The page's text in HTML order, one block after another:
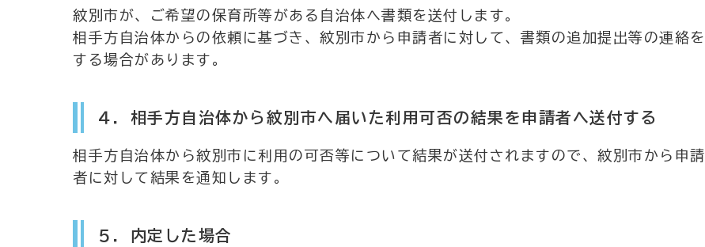
紋別市が、ご希望の保育所等がある自治体へ書類を送付します。
相手方自治体からの依頼に基づき、紋別市から申請者に対して、書類の追加提出等の連絡を
する場合があります。
４．相手方自治体から紋別市へ届いた利用可否の結果を申請者へ送付する
相手方自治体から紋別市に利用の可否等について結果が送付されますので、紋別市から申請
者に対して結果を通知します。
５．内定した場合